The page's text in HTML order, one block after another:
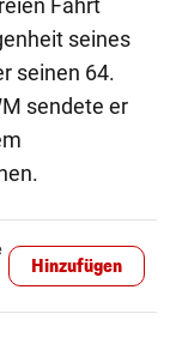
Fahrt
seines
seinen 64.
sendete er
Hinzufügen